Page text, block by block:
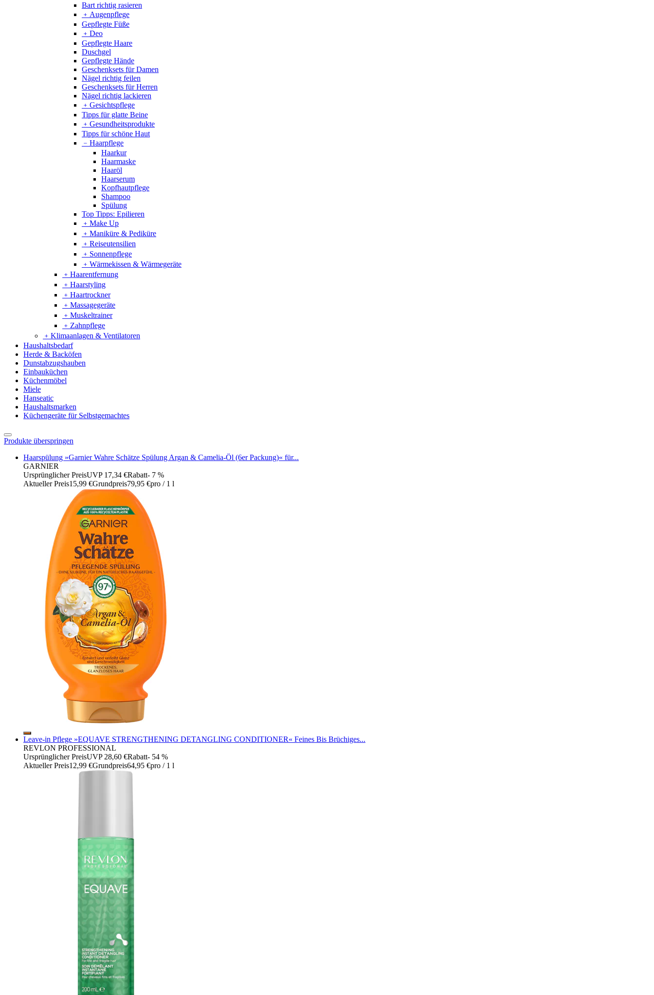
Bart richtig rasieren
﹢ Augenpflege
Gepflegte Füße
﹢ Deo
Gepflegte Haare
Duschgel
Gepflegte Hände
Geschenksets für Damen
Nägel richtig feilen
Geschenksets für Herren
Nägel richtig lackieren
﹢ Gesichtspflege
Tipps für glatte Beine
﹢ Gesundheitsprodukte
Tipps für schöne Haut
﹣ Haarpflege
Haarkur
Haarmaske
Haaröl
Haarserum
Kopfhautpflege
Shampoo
Spülung
Top Tipps: Epilieren
﹢ Make Up
﹢ Maniküre & Pediküre
﹢ Reiseutensilien
﹢ Sonnenpflege
﹢ Wärmekissen & Wärmegeräte
﹢ Haarentfernung
﹢ Haarstyling
﹢ Haartrockner
﹢ Massagegeräte
﹢ Muskeltrainer
﹢ Zahnpflege
﹢ Klimaanlagen & Ventilatoren
Haushaltsbedarf
Herde & Backöfen
Dunstabzugshauben
Einbauküchen
Küchenmöbel
Miele
Hanseatic
Haushaltsmarken
Küchengeräte für Selbstgemachtes
Produkte überspringen
Haarspülung »Garnier Wahre Schätze Spülung Argan & Camelia-Öl (6er Packung)« für...
GARNIER
Ursprünglicher PreisUVP 17,34 €Rabatt- 7 %
Aktueller Preis15,99 €Grundpreis79,95 €pro / 1 l
Leave-in Pflege »EQUAVE STRENGTHENING DETANGLING CONDITIONER« Feines Bis Brüchiges...
REVLON PROFESSIONAL
Ursprünglicher PreisUVP 28,60 €Rabatt- 54 %
Aktueller Preis12,99 €Grundpreis64,95 €pro / 1 l